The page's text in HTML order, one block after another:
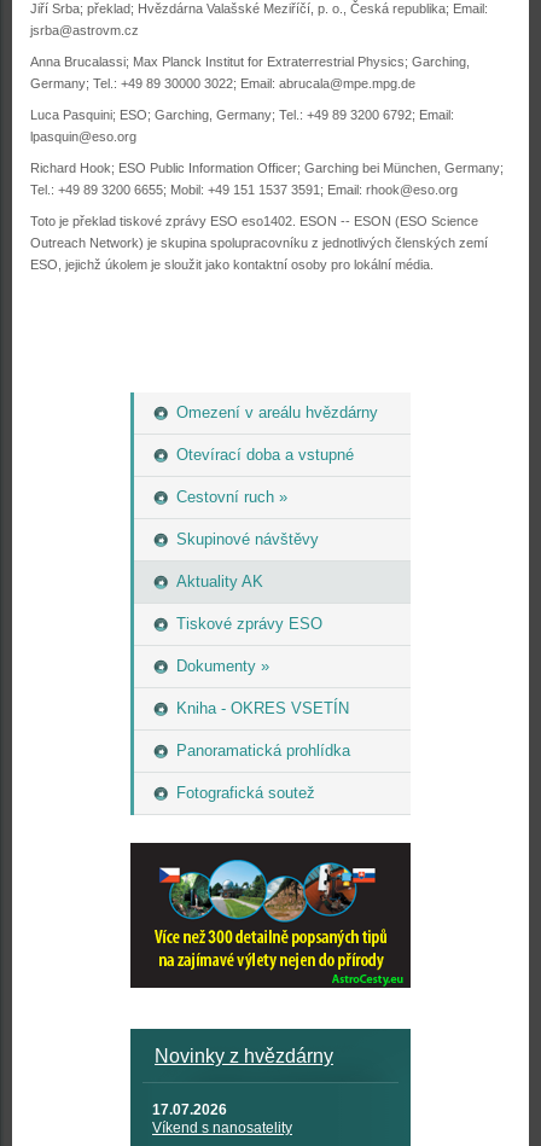
Omezení v areálu hvězdárny
Otevírací doba a vstupné
Cestovní ruch »
Skupinové návštěvy
Aktuality AK
Tiskové zprávy ESO
Dokumenty »
Kniha - OKRES VSETÍN
Panoramatická prohlídka
Fotografická soutež
Novinky z hvězdárny
17.07.2026
Víkend s nanosatelity
Jiří Srba; překlad; Hvězdárna Valašské Meziříčí, p. o., Česká republika; Email:
jsrba@astrovm.cz
Anna Brucalassi; Max Planck Institut for Extraterrestrial Physics; Garching,
Germany; Tel.: +49 89 30000 3022; Email: abrucala@mpe.mpg.de
Luca Pasquini; ESO; Garching, Germany; Tel.: +49 89 3200 6792; Email:
lpasquin@eso.org
Richard Hook; ESO Public Information Officer; Garching bei München, Germany;
Tel.: +49 89 3200 6655; Mobil: +49 151 1537 3591; Email: rhook@eso.org
Toto je překlad tiskové zprávy ESO eso1402. ESON -- ESON (ESO Science
Outreach Network) je skupina spolupracovníku z jednotlivých členských zemí
ESO, jejichž úkolem je sloužit jako kontaktní osoby pro lokální média.